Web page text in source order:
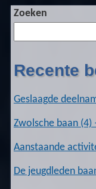
Zoeken
Recente
Geslaagde
Zwolsche baan (4)
Aanstaande
De jeugdleden